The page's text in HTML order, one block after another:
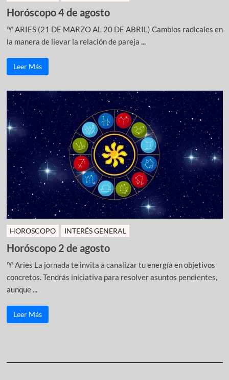
Horóscopo 4 de agosto
♈ ARIES (21 DE MARZO AL 20 DE ABRIL) Cambios radicales en
la manera de llevar la relación de pareja ...
Leer Más
HOROSCOPO INTERÉS GENERAL
Horóscopo 2 de agosto
♈ Aries La jornada te invita a canalizar tu energía en objetivos
concretos. Tendrás iniciativa para resolver asuntos pendientes,
aunque ...
Leer Más